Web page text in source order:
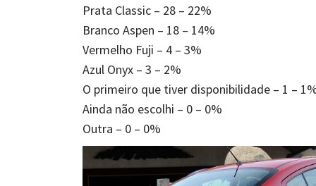
Prata Classic – 28 – 22%
Branco Aspen – 18 – 14%
Vermelho Fuji – 4 – 3%
Azul Onyx – 3 – 2%
O primeiro que tiver disponibilidade – 1 –
Ainda não escolhi – 0 – 0%
Outra – 0 – 0%